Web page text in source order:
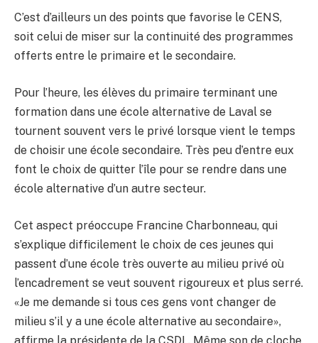
C’est d’ailleurs un des points que favorise le CENS,
soit celui de miser sur la continuité des programmes
offerts entre le primaire et le secondaire.
Pour l’heure, les élèves du primaire terminant une
formation dans une école alternative de Laval se
tournent souvent vers le privé lorsque vient le temps
de choisir une école secondaire. Très peu d’entre eux
font le choix de quitter l’île pour se rendre dans une
école alternative d’un autre secteur.
Cet aspect préoccupe Francine Charbonneau, qui
s’explique difficilement le choix de ces jeunes qui
passent d’une école très ouverte au milieu privé où
l’encadrement se veut souvent rigoureux et plus serré.
«Je me demande si tous ces gens vont changer de
milieu s’il y a une école alternative au secondaire»,
affirme la présidente de la CSDL. Même son de cloche